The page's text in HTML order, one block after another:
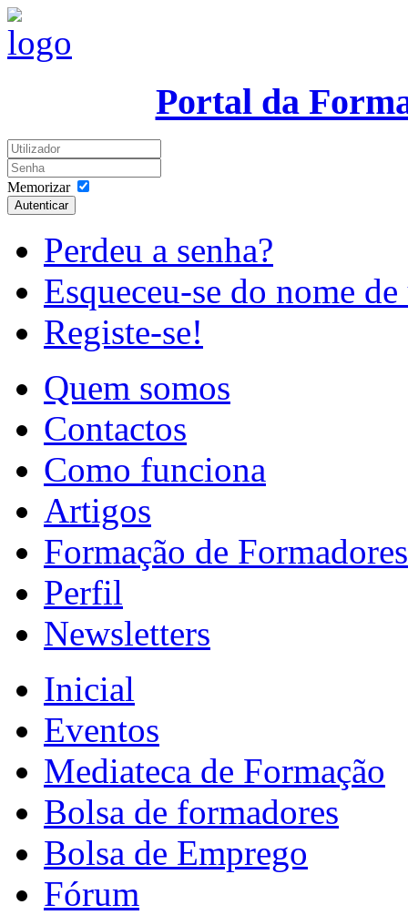
Portal da
Memorizar
Autenticar
Perdeu a senha?
Esqueceu-se do nome
Registe-se!
Quem somos
Contactos
Como funciona
Artigos
Formação de Formadores
Perfil
Newsletters
Inicial
Eventos
Mediateca de Formação
Bolsa de formadores
Bolsa de Emprego
Fórum